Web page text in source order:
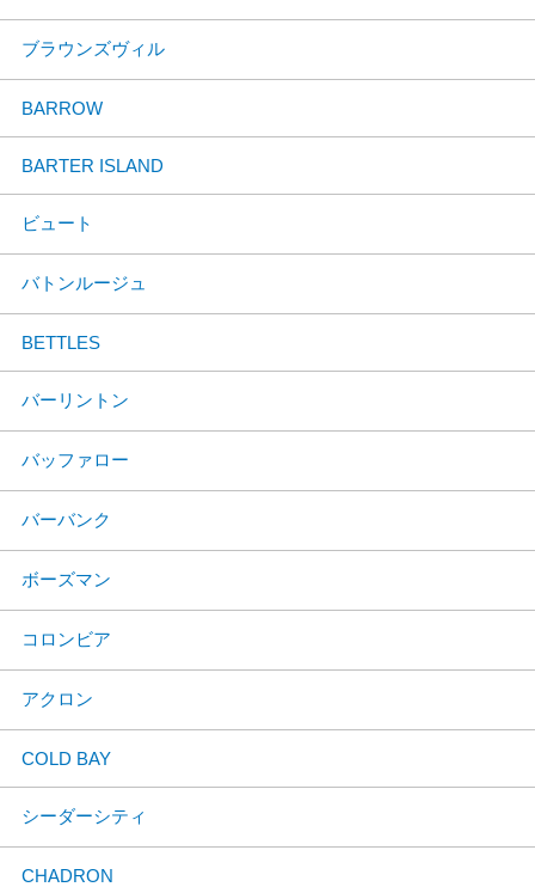
ブラウンズヴィル
BARROW
BARTER ISLAND
ビュート
バトンルージュ
BETTLES
バーリントン
バッファロー
バーバンク
ボーズマン
コロンビア
アクロン
COLD BAY
シーダーシティ
CHADRON